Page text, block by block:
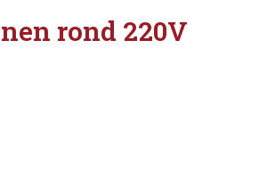
rond 220V